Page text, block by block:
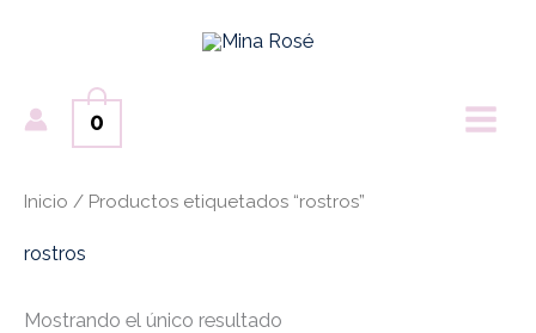
0
Inicio / Productos etiquetados “rostros”
rostros
Mostrando el único resultado